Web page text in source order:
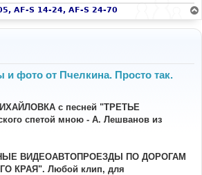
AF-S 14-24, AF-S 24-70
и фото от Пчелкина. Просто так.
с песней "ТРЕТЬЕ
спетой мною - А. Лешванов из
ВИДЕОАВТОПРОЕЗДЫ ПО ДОРОГАМ
КРАЯ". Любой клип, для